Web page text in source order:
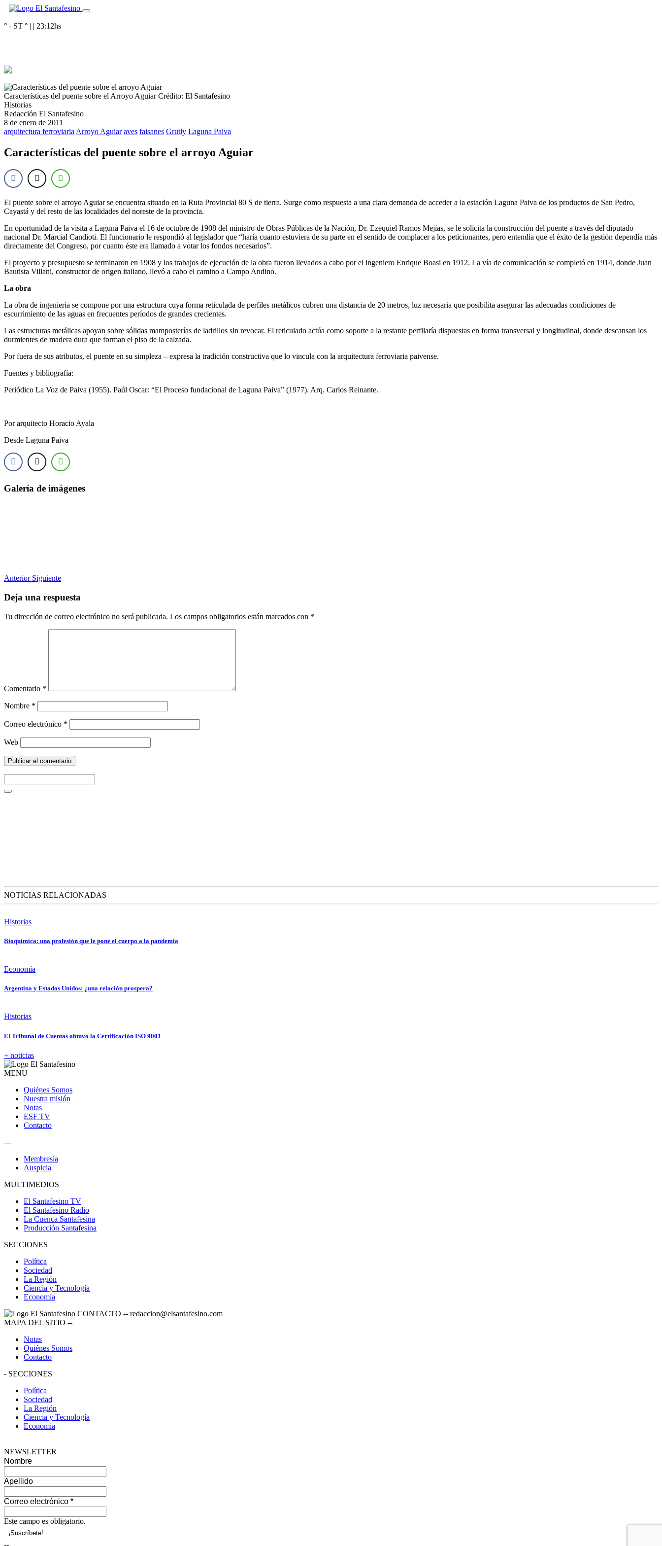
° - ST ° | | 23:12hs
Características del puente sobre el Arroyo Aguiar Crédito: El Santafesino
Historias
Redacción El Santafesino
8 de enero de 2011
arquitectura ferroviaria Arroyo Aguiar aves faisanes Grutly Laguna Paiva
Características del puente sobre el arroyo Aguiar
El puente sobre el arroyo Aguiar se encuentra situado en la Ruta Provincial 80 S de tierra. Surge como respuesta a una clara demanda de acceder a la estación Laguna Paiva de los productos de San Pedro,
Cayastá y del resto de las localidades del noreste de la provincia.
En oportunidad de la visita a Laguna Paiva el 16 de octubre de 1908 del ministro de Obras Públicas de la Nación, Dr. Ezequiel Ramos Mejías, se le solicita la construcción del puente a través del diputado
nacional Dr. Marcial Candioti. El funcionario le respondió al legislador que “haría cuanto estuviera de su parte en el sentido de complacer a los peticionantes, pero entendía que el éxito de la gestión dependía más
directamente del Congreso, por cuanto éste era llamado a votar los fondos necesarios”.
El proyecto y presupuesto se terminaron en 1908 y los trabajos de ejecución de la obra fueron llevados a cabo por el ingeniero Enrique Boasi en 1912. La vía de comunicación se completó en 1914, donde Juan
Bautista Villani, constructor de origen italiano, llevó a cabo el camino a Campo Andino.
La obra
La obra de ingeniería se compone por una estructura cuya forma reticulada de perfiles metálicos cubren una distancia de 20 metros, luz necesaria que posibilita asegurar las adecuadas condiciones de
escurrimiento de las aguas en frecuentes períodos de grandes crecientes.
Las estructuras metálicas apoyan sobre sólidas mamposterías de ladrillos sin revocar. El reticulado actúa como soporte a la restante perfilaría dispuestas en forma transversal y longitudinal, donde descansan los
durmientes de madera dura que forman el piso de la calzada.
Por fuera de sus atributos, el puente en su simpleza – expresa la tradición constructiva que lo vincula con la arquitectura ferroviaria paivense.
Fuentes y bibliografía:
Periódico La Voz de Paiva (1955). Paúl Oscar: “El Proceso fundacional de Laguna Paiva” (1977). Arq. Carlos Reinante.
Por arquitecto Horacio Ayala
Desde Laguna Paiva
Galería de imágenes
Anterior Siguiente
Deja una respuesta
Tu dirección de correo electrónico no será publicada. Los campos obligatorios están marcados con *
Comentario *
Nombre *
Correo electrónico *
Web
NOTICIAS RELACIONADAS
Historias
Bioquímica: una profesión que le pone el cuerpo a la pandemia
Economía
Argentina y Estados Unidos: ¿una relación prospera?
Historias
El Tribunal de Cuentas obtuvo la Certificación ISO 9001
+ noticias
MENU
Quiénes Somos
Nuestra misión
Notas
ESF TV
Contacto
---
Membresía
Auspicia
MULTIMEDIOS
El Santafesino TV
El Santafesino Radio
La Cuenca Santafesina
Producción Santafesina
SECCIONES
Política
Sociedad
La Región
Ciencia y Tecnología
Economía
CONTACTO -- redaccion@elsantafesino.com
MAPA DEL SITIO --
Notas
Quiénes Somos
Contacto
- SECCIONES
Política
Sociedad
La Región
Ciencia y Tecnología
Economía
NEWSLETTER
Nombre
Apellido
Correo electrónico *
Este campo es obligatorio.